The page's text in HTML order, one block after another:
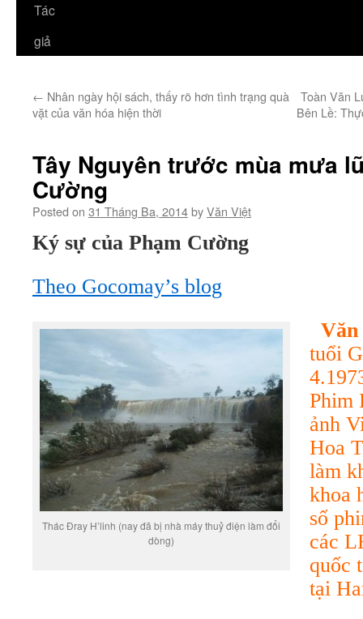
Tác
giả
← Nhân ngày hội sách, thấy rõ hơn tình trạng quà
vặt của văn hóa hiện thời
Toàn Văn
Bên Lề:
Tây Nguyên trước mùa mưa
Cường
Posted on 31 Tháng Ba, 2014byVăn Việt
Ký sự của Phạm Cường
Theo Gocomay’s blog
Thác Đray H’linh (nay đã bị nhà máy thuỷ điện làm đổi
dòng)
tuổi
Phim
ảnh
Hoa
làm
khoa
số
các
quốc
tại